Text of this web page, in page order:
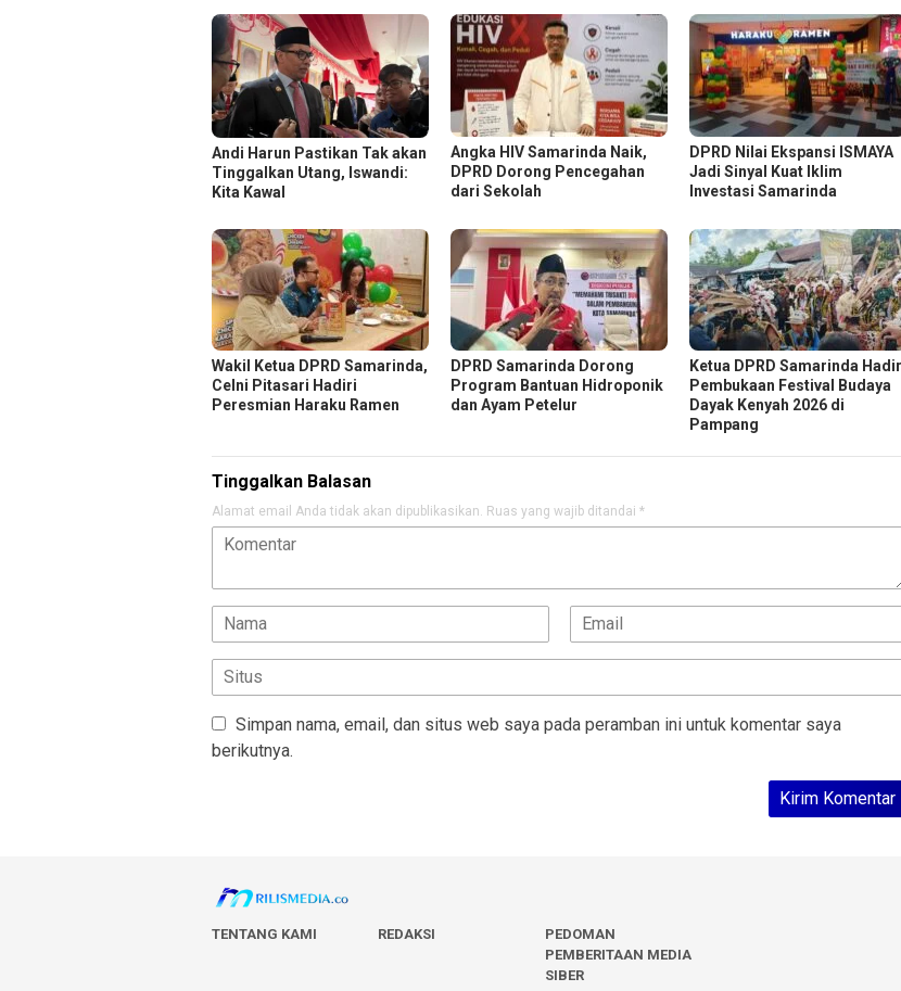
Andi Harun Pastikan Tak akan
Tinggalkan Utang, Iswandi:
Kita Kawal
Angka HIV Samarinda Naik,
DPRD Dorong Pencegahan
dari Sekolah
DPRD Nilai Ekspansi ISMAYA
Jadi Sinyal Kuat Iklim
Investasi Samarinda
Wakil Ketua DPRD Samarinda,
Celni Pitasari Hadiri
Peresmian Haraku Ramen
DPRD Samarinda Dorong
Program Bantuan Hidroponik
dan Ayam Petelur
Ketua DPRD Samarinda
Pembukaan Festival Budaya
Dayak Kenyah 2026 di
Pampang
Tinggalkan Balasan
Alamat email Anda tidak akan dipublikasikan. Ruas yang wajib ditandai *
Simpan nama, email, dan situs web saya pada peramban ini untuk komentar saya
berikutnya.
TENTANG KAMI REDAKSI
PEDOMAN
PEMBERITAAN MEDIA
SIBER